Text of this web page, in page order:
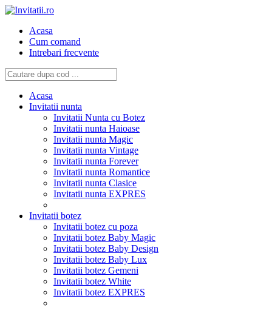
Acasa
Cum comand
Intrebari frecvente
Acasa
Invitatii nunta
Invitatii Nunta cu Botez
Invitatii nunta Haioase
Invitatii nunta Magic
Invitatii nunta Vintage
Invitatii nunta Forever
Invitatii nunta Romantice
Invitatii nunta Clasice
Invitatii nunta EXPRES
Invitatii botez
Invitatii botez cu poza
Invitatii botez Baby Magic
Invitatii botez Baby Design
Invitatii botez Baby Lux
Invitatii botez Gemeni
Invitatii botez White
Invitatii botez EXPRES